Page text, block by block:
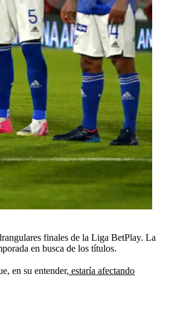
finales de la Liga BetPlay. La
en busca de los títulos.
en su entender, estaría afectando